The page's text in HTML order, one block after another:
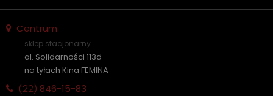
Centrum
sklep stacjonarny
al. Solidarności 113d
na tyłach Kina FEMINA
(22) 846-15-83